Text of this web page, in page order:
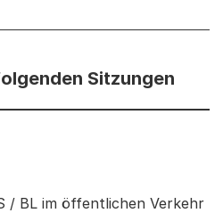
Sitzungen
Sitzungen: Informationen
/ BL im öffentlichen Verkehr